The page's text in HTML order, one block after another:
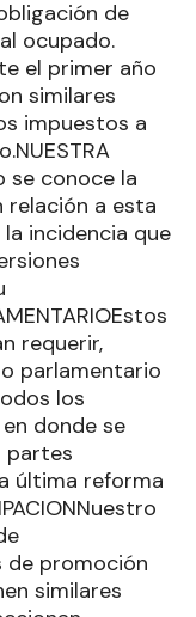
de
ocupado.
el primer año
similares
impuestos a
se conoce la
relación a esta
incidencia que
requerir,
parlamentario
los
donde se
partes
última reforma
de promoción
similares